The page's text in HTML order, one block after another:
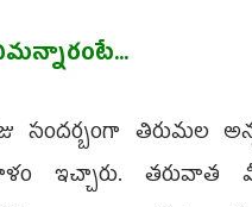
సందర్బంగా తిరుమల
ఇచ్చారు.